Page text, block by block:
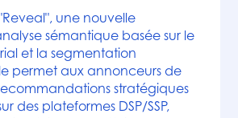
une nouvelle
sémantique basée sur le
et la segmentation
permet aux annonceurs de
stratégiques
des plateformes DSP/SSP,